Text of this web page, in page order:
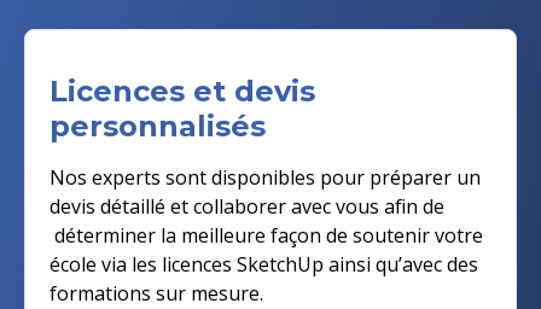
Licences et devis
personnalisés
Nos experts sont disponibles pour préparer un
devis détaillé et collaborer avec vous afin de
déterminer la meilleure façon de soutenir votre
école via les licences SketchUp ainsi qu’avec des
formations sur mesure.